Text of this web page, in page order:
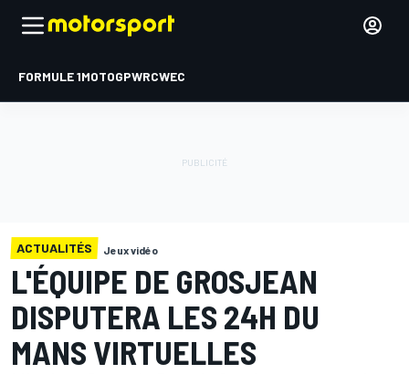
FORMULE 1MOTOGPWRCWEC
ACTUALITÉS Jeux vidéo
L'ÉQUIPE DE GROSJEAN
DISPUTERA LES 24H DU
MANS VIRTUELLES